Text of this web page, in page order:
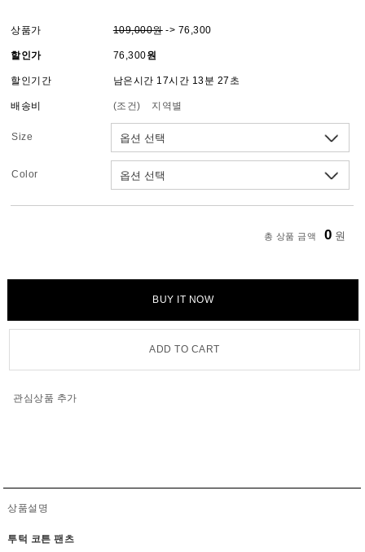
상품가 109,000원-> 76,300
할인가 76,300원
할인기간 남은시간 17시간 13분 27초
배송비 (조건) 지역별
Size
Color
총 상품 금액 0 원
BUY IT NOW
ADD TO CART
관심상품 추가
상품설명
투턱 코튼 팬츠